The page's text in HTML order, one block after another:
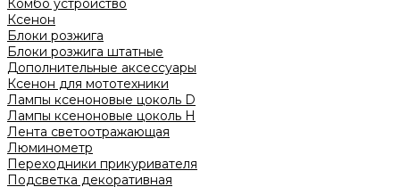
Комбо устройство
Ксенон
Блоки розжига
Блоки розжига штатные
Дополнительные аксессуары
Ксенон для мототехники
Лампы ксеноновые цоколь D
Лампы ксеноновые цоколь H
Лента светоотражающая
Люминометр
Переходники прикуривателя
Подсветка декоративная